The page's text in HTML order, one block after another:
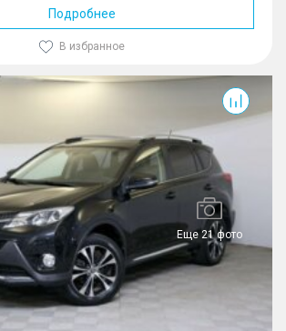
Подробнее
В избранное
Еще 21 фото